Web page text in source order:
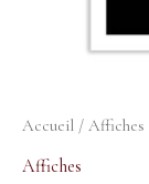
Accueil / Affiches
Affiches